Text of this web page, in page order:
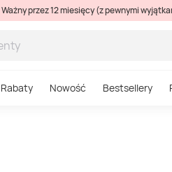
Ważny przez 12 miesięcy (z pewnymi
Rabaty Nowość Bestsellery